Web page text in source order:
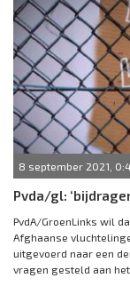
8 september 2021,
Pvda/gl:
PvdA/GroenLinks wil
Afghaanse
uitgevoerd naar een
vragen gesteld aan het